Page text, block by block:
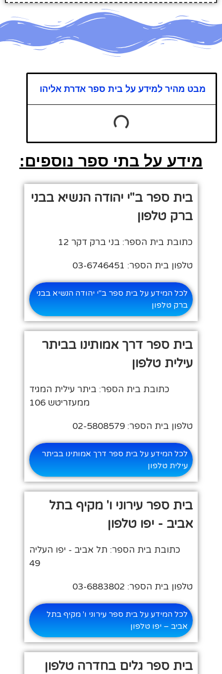
מבט מהיר למידע על בית ספר אדרת אליהו
מידע על בתי ספר נוספים:
בית ספר ב"י יהודה הנשיא בבני
ברק טלפון
כתובת בית הספר: בני ברק דקר 12
טלפון בית הספר: 03-6746451
לכל המידע על בית ספר ב"י יהודה הנשיא בבני
ברק טלפון
בית ספר דרך אמותינו בביתר
עילית טלפון
כתובת בית הספר: ביתר עילית המגיד
ממעזריטש 106
טלפון בית הספר: 02-5808579
לכל המידע על בית ספר דרך אמותינו בביתר
עילית טלפון
בית ספר עירוני ו' מקיף בתל
אביב - יפו טלפון
כתובת בית הספר: תל אביב - יפו העליה
49
טלפון בית הספר: 03-6883802
לכל המידע על בית ספר עירוני ו' מקיף בתל
אביב – יפו טלפון
בית ספר גלים בחדרה טלפון